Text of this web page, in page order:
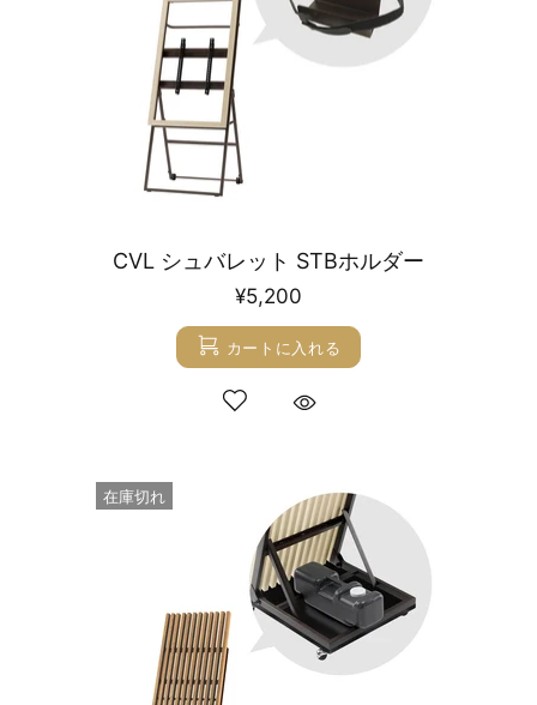
CVL シュバレット STBホルダー
¥5,200
カートに入れる
在庫切れ